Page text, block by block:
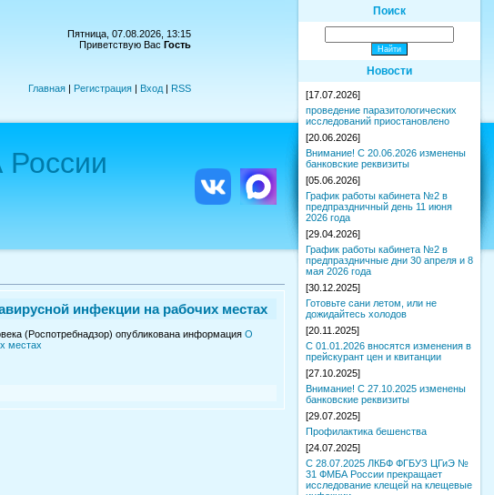
Пятница, 07.08.2026, 13:15
Приветствую Вас Гость
Главная | Регистрация | Вход | RSS
инфекции на рабочих местах
(Роспотребнадзор) опубликована информация О
местах
Поиск
Новости
[17.07.2026]
проведение паразитологических
исследований приостановлено
[20.06.2026]
Внимание! С 20.06.2026 изменены
банковские реквизиты
[05.06.2026]
График работы кабинета №2 в
предпраздничный день 11 июня
2026 года
[29.04.2026]
График работы кабинета №2 в
предпраздничные дни 30 апреля и 8
мая 2026 года
[30.12.2025]
Готовьте сани летом, или не
дожидайтесь холодов
[20.11.2025]
С 01.01.2026 вносятся изменения в
прейскурант цен и квитанции
[27.10.2025]
Внимание! С 27.10.2025 изменены
банковские реквизиты
[29.07.2025]
Профилактика бешенства
[24.07.2025]
С 28.07.2025 ЛКБФ ФГБУЗ ЦГиЭ №
31 ФМБА России прекращает
исследование клещей на клещевые